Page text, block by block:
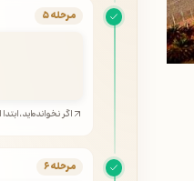
مرحله ۵
اگر نخوانده‌اید،
مرحله ۶